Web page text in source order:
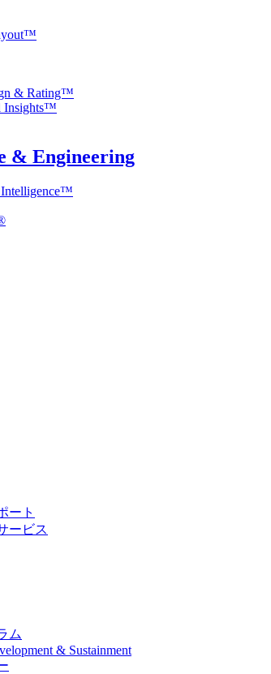
& Rating™
Insights™
& Engineering
Intelligence™
ート
ービス
ム
& Sustainment